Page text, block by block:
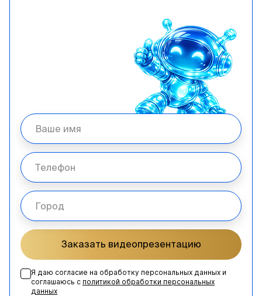
Заказать видеопрезентацию
Я даю согласие на обработку персональных данных и
соглашаюсь с политикой обработки персональных
данных